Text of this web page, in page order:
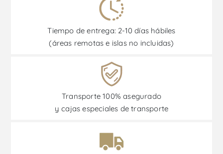
Tiempo de entrega: 2-10 días hábiles
(áreas remotas e islas no incluidas)
Transporte 100% asegurado
y cajas especiales de transporte